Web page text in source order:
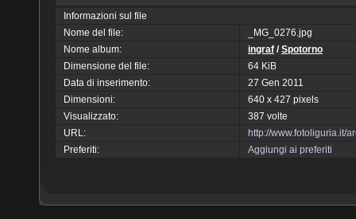
Informazioni sul file
Nome del file:
_MG_0276.jpg
Nome album:
ingraf /Spotorno
Dimensione del file:
64 KiB
Data di inserimento:
27 Gen 2011
Dimensioni:
640 x 427 pixels
Visualizzato:
387 volte
URL:
http://www.fotoliguria.it/
Preferiti:
Aggiungi ai preferiti